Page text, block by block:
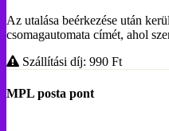
Az utalása beérkezése után
csomagautomata címét, ahol
Szállítási díj: 990 Ft
MPL posta pont